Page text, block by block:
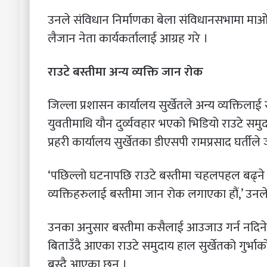
उनले संविधान निर्माणका बेला संविधानसभामा
लैजान नेता कार्यकर्तालाई आग्रह गरे ।
राउटे बस्तीमा अन्य व्यक्ति जान रोक
जिल्ला प्रशासन कार्यालय सुर्खेतले अन्य
युवतीमाथि यौन दुर्व्यवहार भएको भिडियो राउटे
प्रहरी कार्यालय सुर्खेतका डीएसपी रामप्रसाद
‘पछिल्लो घटनापछि राउटे बस्तीमा चहलपहल
व्यक्तिहरुलाई बस्तीमा जान रोक लगाएका हौं,’
उनका अनुसार बस्तीमा कसैलाई आउजाउ गर्न
बिताउँदै आएका राउटे समुदाय हाल सुर्खेतको